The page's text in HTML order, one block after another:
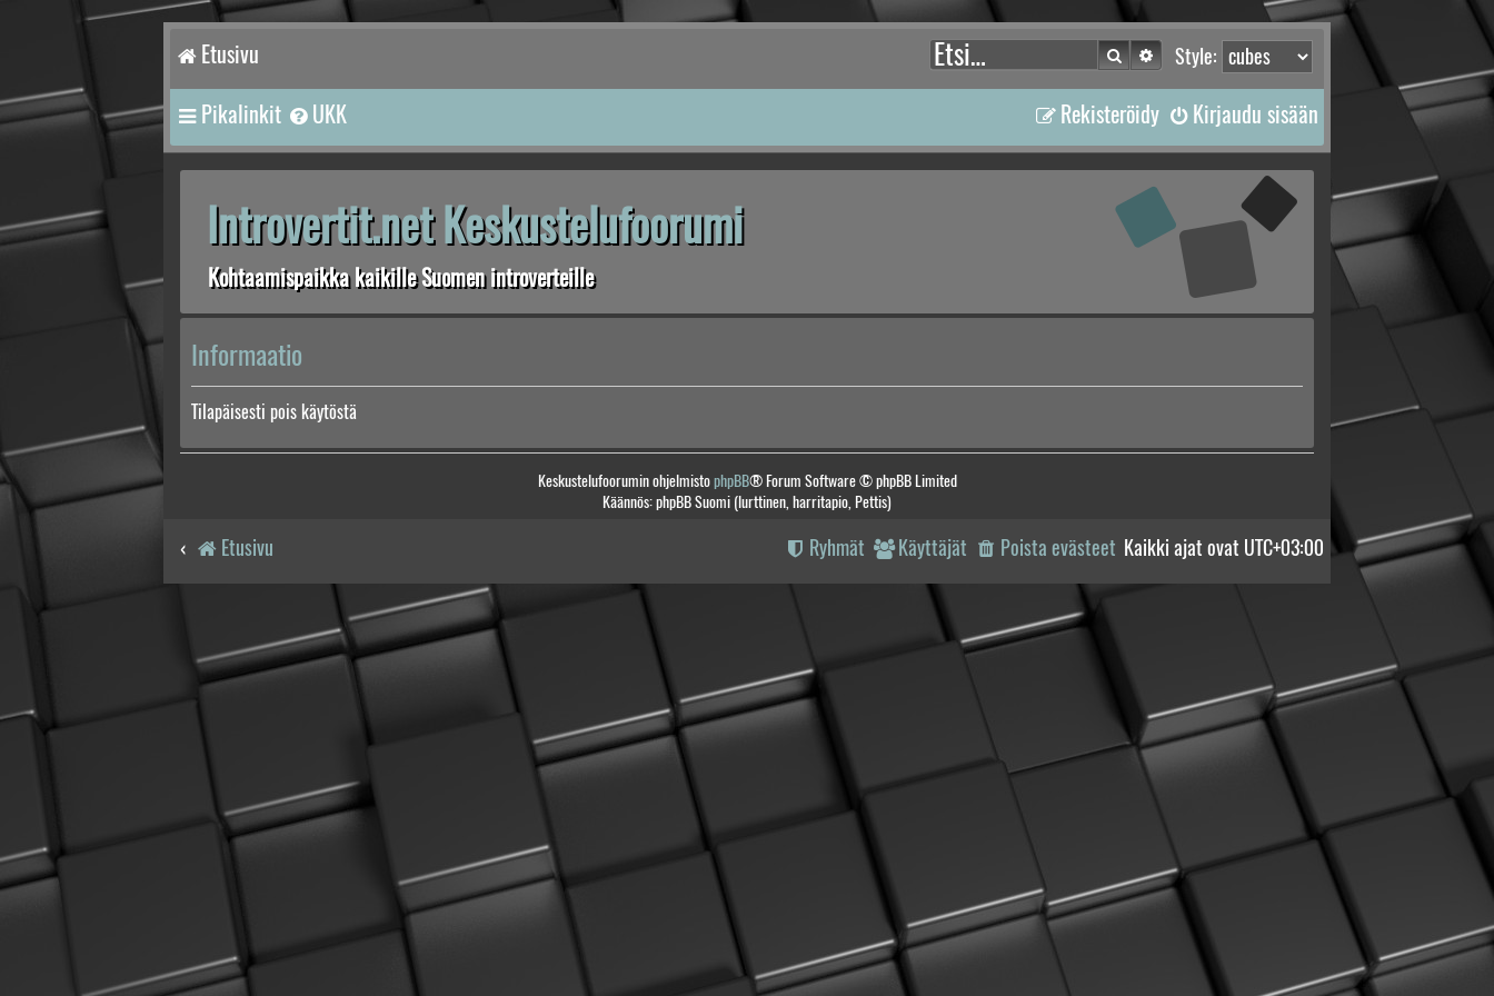
Etusivu Style:
Etsi Tarkennettu haku
Pikalinkit UKK Kirjaudu sisään
Rekisteröidy
Introvertit.net Keskustelufoorumi
Kohtaamispaikka kaikille Suomen introverteille
Informaatio
Tilapäisesti pois käytöstä
Keskustelufoorumin ohjelmistophpBB® Forum Software © phpBB Limited
Käännös: phpBB Suomi (lurttinen, harritapio, Pettis)
Etusivu Kaikki ajat ovat UTC+03:00
Poista evästeet
Käyttäjät
Ryhmät